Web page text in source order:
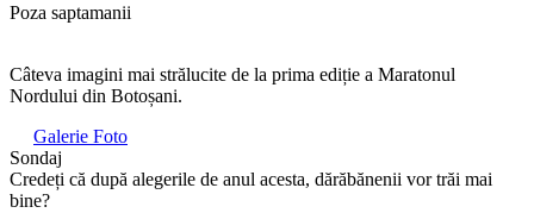
Poza saptamanii
Câteva imagini mai strălucite de la prima ediție a Maratonul
Nordului din Botoșani.
Galerie Foto
Sondaj
Credeți că după alegerile de anul acesta, dărăbănenii vor trăi mai
bine?